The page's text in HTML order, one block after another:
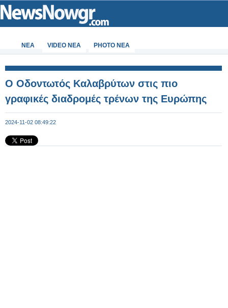
ΝΕΑ VIDEO NEA PHOTO NEA
Ο Οδοντωτός Καλαβρύτων στις πιο
γραφικές διαδρομές τρένων της Ευρώπης
2024-11-02 08:49:22